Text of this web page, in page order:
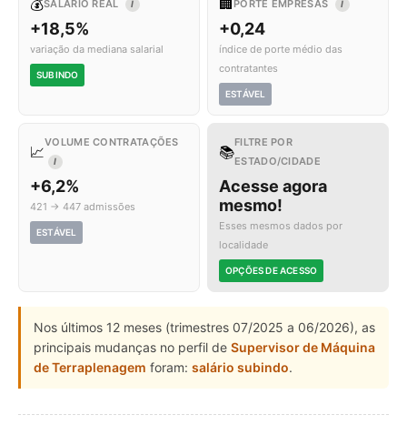
💰SALÁRIO REAL I
+18,5%
variação da mediana salarial
SUBINDO
🏢 PORTE EMPRESAS I
+0,24
índice de porte médio das
contratantes
ESTÁVEL
📈
VOLUME CONTRATAÇÕES
I
+6,2%
421 → 447 admissões
ESTÁVEL
📚
FILTRE POR
ESTADO/CIDADE
Acesse agora
mesmo!
Esses mesmos dados por
localidade
OPÇÕES DE ACESSO
Nos últimos 12 meses (trimestres 07/2025 a 06/2026), as
principais mudanças no perfil de Supervisor de Máquina
de Terraplenagem foram: salário subindo.